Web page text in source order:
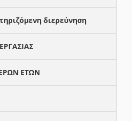
διερεύνηση
ΕΤΩΝ